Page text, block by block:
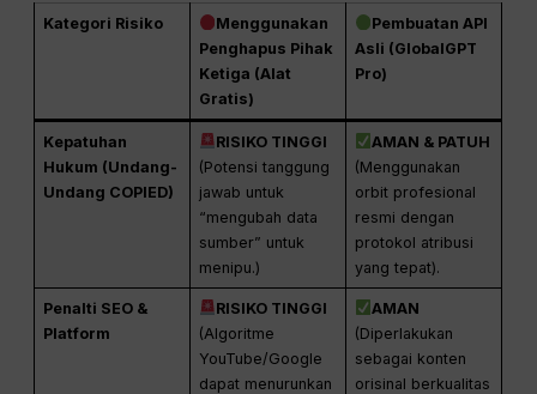
Kategori Risiko
Menggunakan
Penghapus Pihak
Ketiga (Alat
Gratis)
Pembuatan API
Asli (GlobalGPT
Pro)
Kepatuhan
Hukum (Undang-
Undang COPIED)
RISIKO TINGGI
(Potensi tanggung
jawab untuk
“mengubah data
sumber” untuk
menipu.)
AMAN & PATUH
(Menggunakan
orbit profesional
resmi dengan
protokol atribusi
yang tepat).
Penalti SEO &
Platform
RISIKO TINGGI
(Algoritme
YouTube/Google
dapat menurunkan
AMAN
(Diperlakukan
sebagai konten
orisinal berkualitas